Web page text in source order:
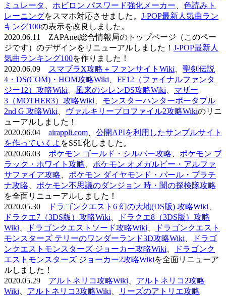
ミュレータ
ホビロン パスワード強化メーカー
色読みト
レーニングをスマホ対応させました。 J-POP最新人気曲ラン
キング100の表示を改良しました。
2020.06.11 ZAPAnet総合情報局のトップページ（このペー
ジです）のデザインをリニューアルしました！ J-POP最新人
気曲ランキング100を作りました！
2020.06.09
スマブラX攻略＋ファンサイトWiki
聖剣伝説
4・DS(COM)・HOM攻略Wiki
FF12（ファイナルファンタ
ジー12）攻略Wiki
風来のシレンDS攻略Wiki
マザー
3（MOTHER3）攻略Wiki
モンスターハンターポータブル
2nd G 攻略Wiki
ヴァルキリープロファイル2攻略Wikiのリニ
ューアルしました！
2020.06.04 airappli.com
公開APIを利用したサンプルサイト
を作っていくよ をSSL化しました。
2020.06.03 ポケモン ゴールド・シルバー攻略
ポケモン ブ
ラック・ホワイト攻略
ポケモン オメガルビー・アルファ
サファイア攻略
ポケモン ダイヤモンド・パール・プラチ
ナ攻略
ポケモン不思議のダンジョン 時・闇の探検隊攻略
を全面リニューアルしました！
2020.05.30
ドラゴンクエスト6 幻の大地(DS版) 攻略Wiki
ドラクエ7（3DS版）攻略Wiki
ドラクエ8（3DS版）攻略
Wiki
ドラゴンクエストソード攻略Wiki
ドラゴンクエスト
モンスターズ テリーのワンダーランド3D攻略Wiki
ドラゴ
ンクエストモンスターズ ジョーカー攻略Wiki
ドラゴンク
エストモンスターズ ジョーカー2攻略Wikiを全面リニューア
ルしました！
2020.05.29 アルトネリコ攻略Wiki
アルトネリコ2攻略
Wiki
アルトネリコ3攻略Wiki
リーズのアトリエ攻略